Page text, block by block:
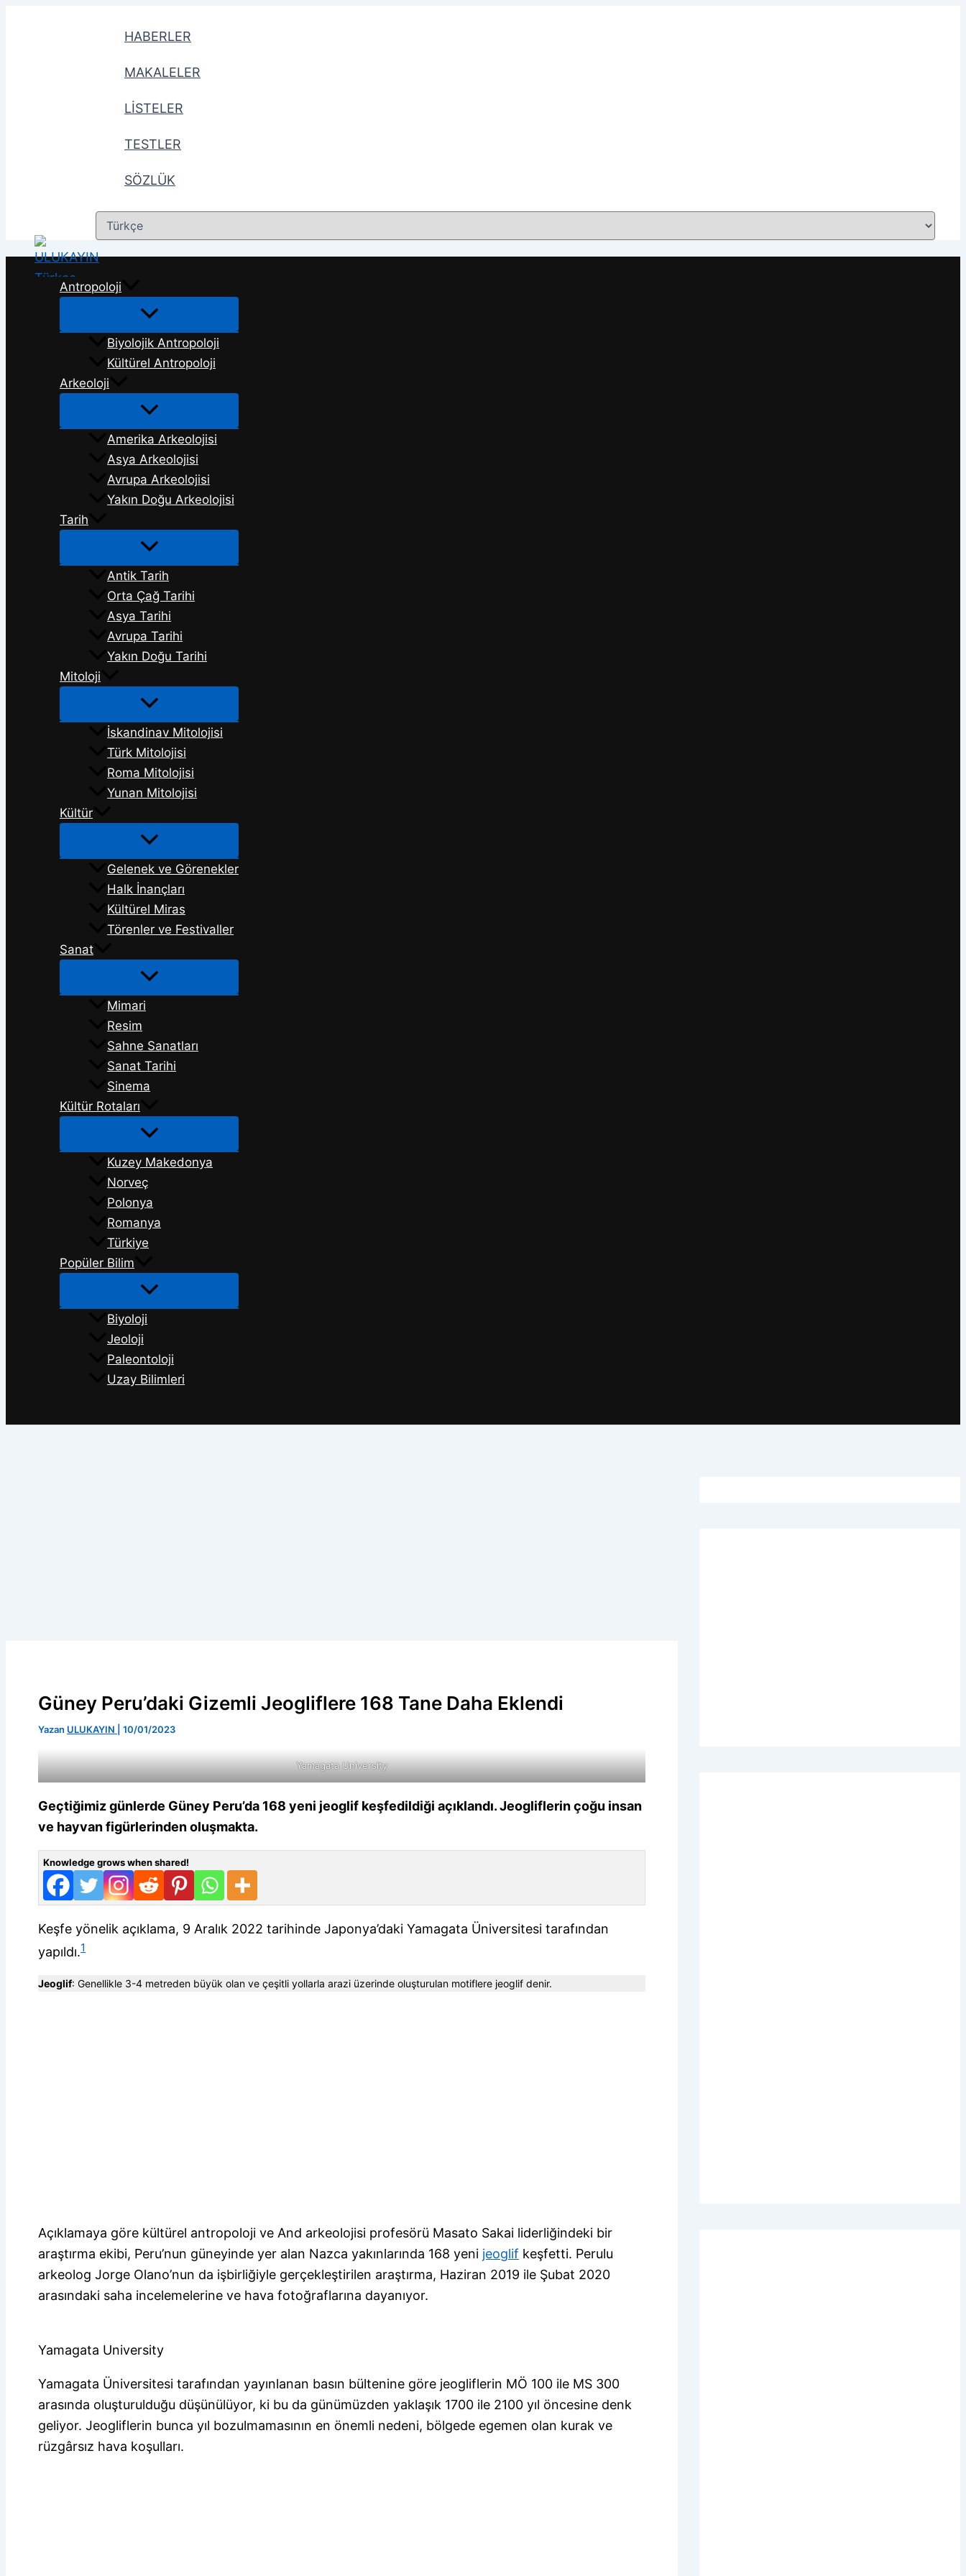
HABERLER
MAKALELER
LİSTELER
TESTLER
SÖZLÜK
Dil
Seç
Antropoloji
Biyolojik Antropoloji
Kültürel Antropoloji
Arkeoloji
Amerika Arkeolojisi
Asya Arkeolojisi
Avrupa Arkeolojisi
Yakın Doğu Arkeolojisi
Tarih
Antik Tarih
Orta Çağ Tarihi
Asya Tarihi
Avrupa Tarihi
Yakın Doğu Tarihi
Mitoloji
İskandinav Mitolojisi
Türk Mitolojisi
Roma Mitolojisi
Yunan Mitolojisi
Kültür
Gelenek ve Görenekler
Halk İnançları
Kültürel Miras
Törenler ve Festivaller
Sanat
Mimari
Resim
Sahne Sanatları
Sanat Tarihi
Sinema
Kültür Rotaları
Kuzey Makedonya
Norveç
Polonya
Romanya
Türkiye
Popüler Bilim
Biyoloji
Jeoloji
Paleontoloji
Uzay Bilimleri
Güney Peru’daki Gizemli Jeogliflere 168 Tane Daha Eklendi
Yazan ULUKAYIN 10/01/2023
Yamagata University
Geçtiğimiz günlerde Güney Peru’da 168 yeni jeoglif keşfedildiği açıklandı. Jeogliflerin çoğu insan
ve hayvan figürlerinden oluşmakta.
Knowledge grows when shared!
Keşfe yönelik açıklama, 9 Aralık 2022 tarihinde Japonya’daki Yamagata Üniversitesi tarafından
yapıldı.1
Jeoglif: Genellikle 3-4 metreden büyük olan ve çeşitli yollarla arazi üzerinde oluşturulan motiflere jeoglif denir.
Açıklamaya göre kültürel antropoloji ve And arkeolojisi profesörü Masato Sakai liderliğindeki bir
araştırma ekibi, Peru’nun güneyinde yer alan Nazca yakınlarında 168 yeni jeoglif keşfetti. Perulu
arkeolog Jorge Olano’nun da işbirliğiyle gerçekleştirilen araştırma, Haziran 2019 ile Şubat 2020
arasındaki saha incelemelerine ve hava fotoğraflarına dayanıyor.
Yamagata University
Yamagata Üniversitesi tarafından yayınlanan basın bültenine göre jeogliflerin MÖ 100 ile MS 300
arasında oluşturulduğu düşünülüyor, ki bu da günümüzden yaklaşık 1700 ile 2100 yıl öncesine denk
geliyor. Jeogliflerin bunca yıl bozulmamasının en önemli nedeni, bölgede egemen olan kurak ve
rüzgârsız hava koşulları.